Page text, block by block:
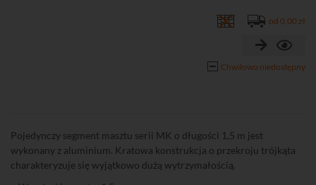
od 0,00 zł
Chwilowo niedostępny
Pojedynczy segment masztu serii MK o długości 1,5 m jest
wykonany z aluminium. Kratowa konstrukcja o przekroju trójkąta
charakteryzuje się wyjątkowo dużą wytrzymałością.